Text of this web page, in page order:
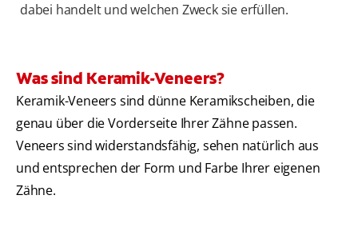
dabei handelt und welchen Zweck sie erfüllen.
Was sind Keramik-Veneers?
Keramik-Veneers sind dünne Keramikscheiben, die
genau über die Vorderseite Ihrer Zähne passen.
Veneers sind widerstandsfähig, sehen natürlich aus
und entsprechen der Form und Farbe Ihrer eigenen
Zähne.